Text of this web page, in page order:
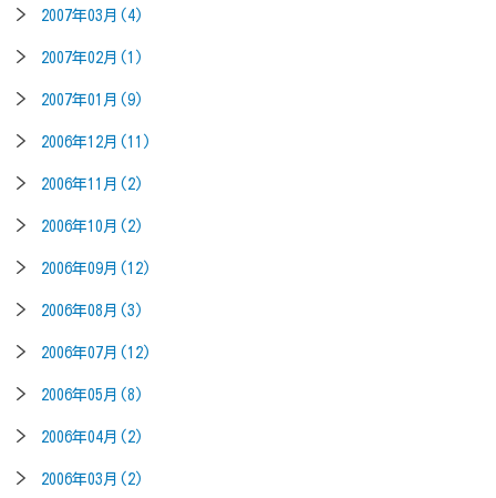
2007年03月(4)
2007年02月(1)
2007年01月(9)
2006年12月(11)
2006年11月(2)
2006年10月(2)
2006年09月(12)
2006年08月(3)
2006年07月(12)
2006年05月(8)
2006年04月(2)
2006年03月(2)